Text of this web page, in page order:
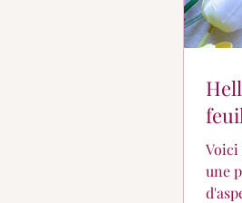
Voici
une